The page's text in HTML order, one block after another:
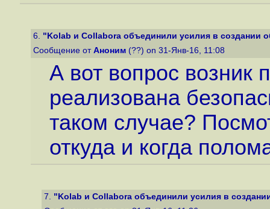
6. "Kolab и Collabora объединили усилия в создании
Сообщение от Аноним (??) on 31-Янв-16, 11:08
А вот вопрос возник
реализована
таком случае?
откуда и когда
7. "Kolab и Collabora объединили усилия в